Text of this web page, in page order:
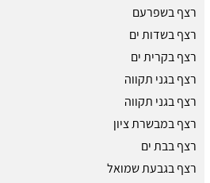
רצף בשפרעם
רצף בשדות ים
רצף בקרית ים
רצף בגני תקווה
רצף בגני תקווה
רצף במבשרת ציון
רצף בבת ים
רצף בגבעת שמואל